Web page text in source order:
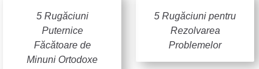
5 Rugăciuni
Puternice
Făcătoare de
Minuni Ortodoxe
5 Rugăciuni pentru
Rezolvarea
Problemelor